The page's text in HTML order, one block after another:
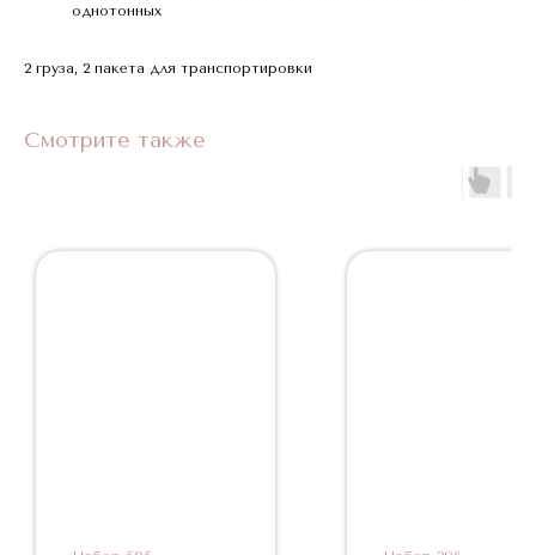
однотонных
2 груза, 2 пакета для транспортировки
Смотрите также